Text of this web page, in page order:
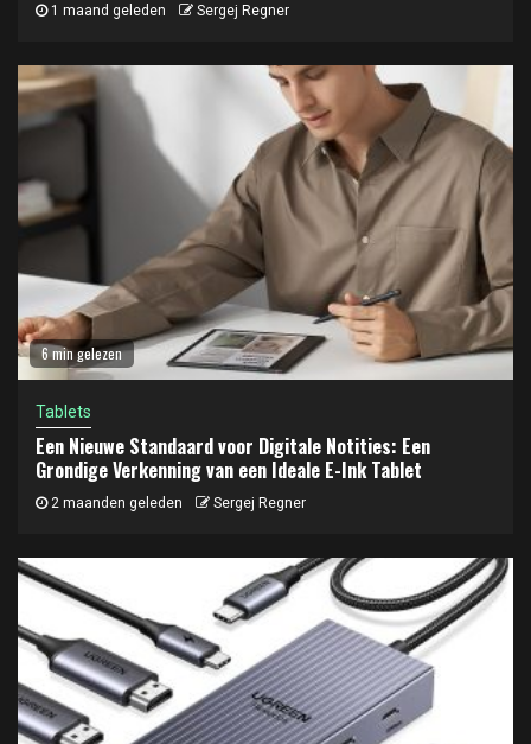
1 maand geleden Sergej Regner
6 min gelezen
Tablets
Een Nieuwe Standaard voor Digitale Notities: Een
Grondige Verkenning van een Ideale E-Ink Tablet
2 maanden geleden Sergej Regner